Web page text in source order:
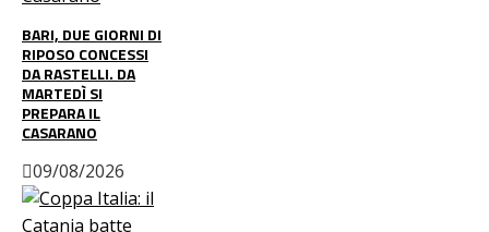
BARI, DUE GIORNI DI
RIPOSO CONCESSI
DA RASTELLI. DA
MARTEDÌ SI
PREPARA IL
CASARANO
09/08/2026